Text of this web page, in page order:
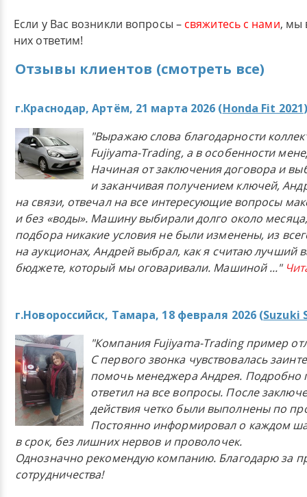
Если у Вас возникли вопросы – свяжитесь с нами, мы
них ответим!
Отзывы клиентов (смотреть все)
г.Краснодар, Артём, 21 марта 2026 (Honda Fit 2021
"Выражаю слова благодарности
Fujiyama-Trading, а в особенности
Начиная от заключения договора и
и заканчивая получением ключей,
на связи, отвечал на все интересующие вопросы
и без «воды». Машину выбирали долго около
подбора никакие условия не были изменены, из
на аукционах, Андрей выбрал, как я считаю лучший
бюджете, который мы оговаривали. Машиной..."
г.Новороссийск, Тамара, 18 февраля 2026 (Suzuki
"Компания Fujiyama-Trading пример
С первого звонка чувствовалась
помочь менеджера Андрея. Подробно
ответил на все вопросы. После
действия четко были выполнены по
Постоянно информировал о каждом
в срок, без лишних нервов и проволочек.
Однозначно рекомендую компанию. Благодарю за
сотрудничества!